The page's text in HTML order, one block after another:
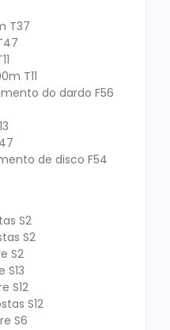
T37
T11
do dardo F56
de disco F54
S2
S2
S2
S12
S12
S6